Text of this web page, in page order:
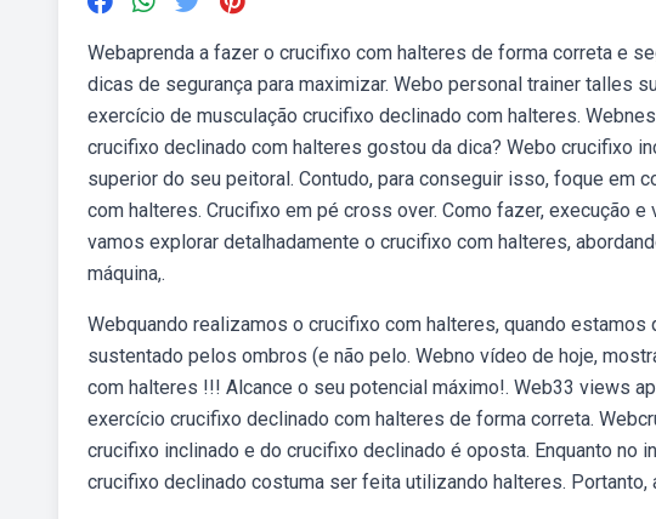
Webaprenda a fazer o crucifixo com halteres de forma correta e
dicas de segurança para maximizar. Webo personal trainer talles
exercício de musculação crucifixo declinado com halteres.
crucifixo declinado com halteres gostou da dica? Webo crucifixo
superior do seu peitoral. Contudo, para conseguir isso, foque em
com halteres. Crucifixo em pé cross over. Como fazer, execução
vamos explorar detalhadamente o crucifixo com halteres,
máquina,.
Webquando realizamos o crucifixo com halteres, quando
sustentado pelos ombros (e não pelo. Webno vídeo de hoje,
com halteres !!! Alcance o seu potencial máximo!. Web33 views
exercício crucifixo declinado com halteres de forma correta.
crucifixo inclinado e do crucifixo declinado é oposta. Enquanto no
crucifixo declinado costuma ser feita utilizando halteres.